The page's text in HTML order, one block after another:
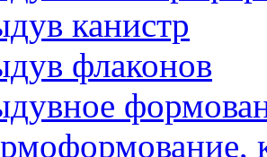
канистр
флаконов